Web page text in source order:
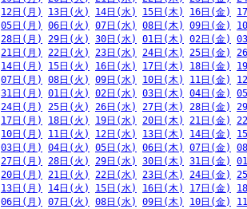
12日(月) 13日(火) 14日(水) 15日(木) 16日(金)
05日(月) 06日(火) 07日(水) 08日(木) 09日(金)
28日(月) 29日(火) 30日(水) 01日(木) 02日(金)
21日(月) 22日(火) 23日(水) 24日(木) 25日(金)
14日(月) 15日(火) 16日(水) 17日(木) 18日(金)
07日(月) 08日(火) 09日(水) 10日(木) 11日(金)
31日(月) 01日(火) 02日(水) 03日(木) 04日(金)
24日(月) 25日(火) 26日(水) 27日(木) 28日(金)
17日(月) 18日(火) 19日(水) 20日(木) 21日(金)
10日(月) 11日(火) 12日(水) 13日(木) 14日(金)
03日(月) 04日(火) 05日(水) 06日(木) 07日(金)
27日(月) 28日(火) 29日(水) 30日(木) 31日(金)
20日(月) 21日(火) 22日(水) 23日(木) 24日(金)
13日(月) 14日(火) 15日(水) 16日(木) 17日(金)
06日(月) 07日(火) 08日(水) 09日(木) 10日(金)